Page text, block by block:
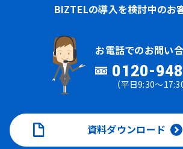
BIZTELの導入を検討中のお
お電話でのお問い
0120-
（平日9:30～17:30
資料ダウンロード